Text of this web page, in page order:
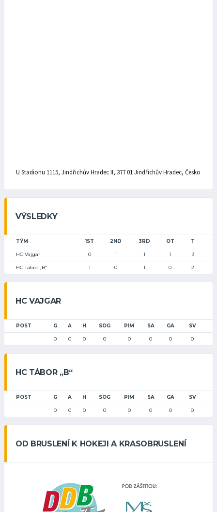
U Stadionu 1115, Jindřichův Hradec II, 377 01 Jindřichův Hradec, Česko
VÝSLEDKY
TÝM 1ST 2ND 3RD OT T
HC Vajgar 0 1 1 1 3
HC Tábor „B“ 1 0 1 0 2
HC VAJGAR
POST G A H SOG PIM SA GA SV
0 0 0 0 0 0 0 0
HC TÁBOR „B“
POST G A H SOG PIM SA GA SV
0 0 0 0 0 0 0 0
OD BRUSLENÍ K HOKEJI A KRASOBRUSLENÍ